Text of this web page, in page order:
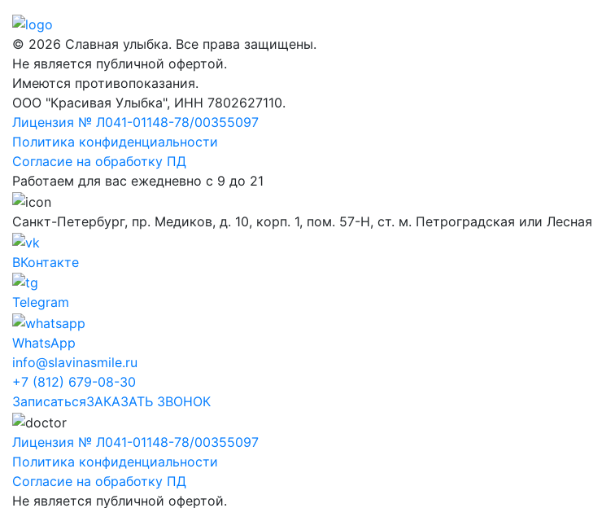
© 2026 Славная улыбка. Все права защищены.
Не является публичной офертой.
Имеются противопоказания.
ООО "Красивая Улыбка", ИНН 7802627110.
Лицензия № Л041-01148-78/00355097
Политика конфиденциальности
Согласие на обработку ПД
Работаем для вас ежедневно с 9 до 21
Санкт-Петербург, пр. Медиков, д. 10, корп. 1, пом. 57-Н, ст. м. Петроградская или Лесная
ВКонтакте
Telegram
WhatsApp
info@slavinasmile.ru
+7 (812) 679-08-30
ЗаписатьсяЗАКАЗАТЬ ЗВОНОК
Лицензия № Л041-01148-78/00355097
Политика конфиденциальности
Согласие на обработку ПД
Не является публичной офертой.